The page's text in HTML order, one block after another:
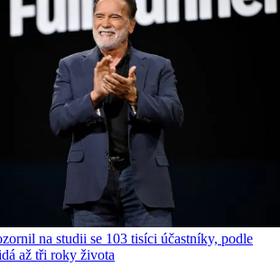
na studii se 103 tisíci účastníky, podle
až tři roky života